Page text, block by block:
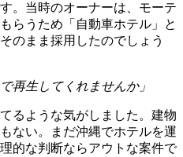
。当時のオーナーは、モーテ
らうため「自動車ホテル」と
のまま採用したのでしょう
再生してくれませんか」
るような気がしました。建物
ない。まだ沖縄でホテルを運
的な判断ならアウトな案件で